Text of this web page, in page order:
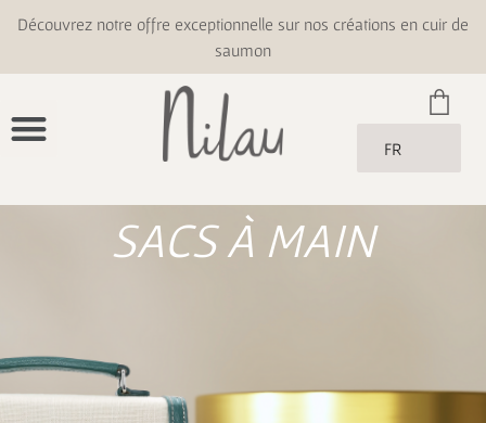
Découvrez notre offre exceptionnelle sur nos créations en cuir de
saumon
FR
SACS À MAIN